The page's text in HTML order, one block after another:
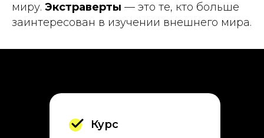
миру. Экстраверты — это те, кто больше
заинтересован в изучении внешнего мира.
Курс